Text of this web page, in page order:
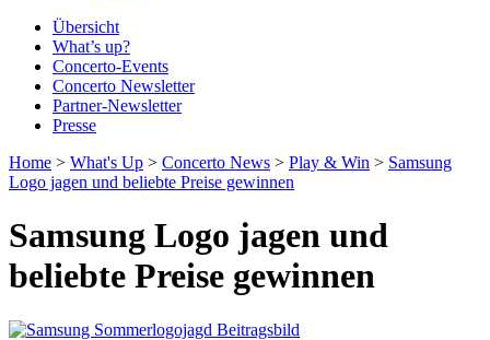
Übersicht
What’s up?
Concerto-Events
Concerto Newsletter
Partner-Newsletter
Presse
Home > What's Up > Concerto News > Play & Win > Samsung
Logo jagen und beliebte Preise gewinnen
Samsung Logo jagen und
beliebte Preise gewinnen